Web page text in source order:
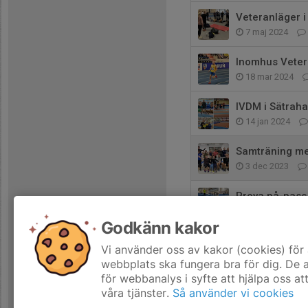
Veteranläger i
7 maj 2024
Inomhus
18 mar 2024
IVDM i
14 jan 2024
Samträning
3 dec 2023
Prova på-
15 nov 2023
Godkänn kakor
Vi använder oss av kakor (cookies)
webbplats ska fungera bra för dig. De
för webbanalys i syfte att hjälpa oss
våra tjänster. Så använder vi cookies